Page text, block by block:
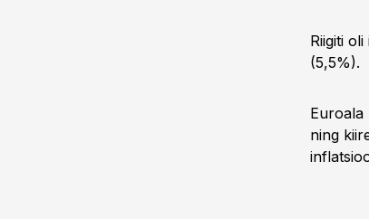
Riigiti
(5,5%).
Euroala
ning